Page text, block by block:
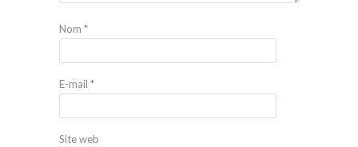
Nom *
E-mail *
Site web